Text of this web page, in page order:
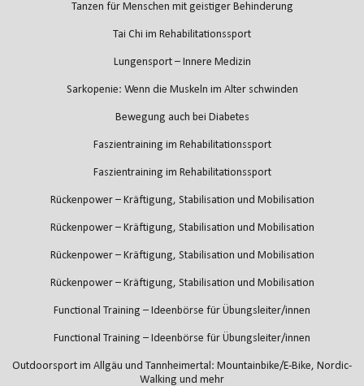
Tanzen für Menschen mit geistiger Behinderung
Tai Chi im Rehabilitationssport
Lungensport – Innere Medizin
Sarkopenie: Wenn die Muskeln im Alter schwinden
Bewegung auch bei Diabetes
Faszientraining im Rehabilitationssport
Faszientraining im Rehabilitationssport
Rückenpower – Kräftigung, Stabilisation und Mobilisation
Rückenpower – Kräftigung, Stabilisation und Mobilisation
Rückenpower – Kräftigung, Stabilisation und Mobilisation
Rückenpower – Kräftigung, Stabilisation und Mobilisation
Functional Training – Ideenbörse für Übungsleiter/innen
Functional Training – Ideenbörse für Übungsleiter/innen
Outdoorsport im Allgäu und Tannheimertal: Mountainbike/E-Bike, Nordic-
Walking und mehr